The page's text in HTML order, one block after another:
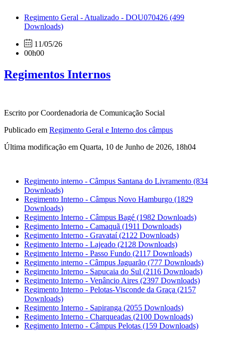
Regimento Geral - Atualizado - DOU070426 (499
Downloads)
11/05/26
00h00
Regimentos Internos
Escrito por Coordenadoria de Comunicação Social
Publicado em Regimento Geral e Interno dos câmpus
Última modificação em Quarta, 10 de Junho de 2026, 18h04
Regimento interno - Câmpus Santana do Livramento (834
Downloads)
Regimento Interno - Câmpus Novo Hamburgo (1829
Downloads)
Regimento Interno - Câmpus Bagé (1982 Downloads)
Regimento Interno - Camaquã (1911 Downloads)
Regimento Interno - Gravataí(2122 Downloads)
Regimento Interno - Lajeado (2128 Downloads)
Regimento Interno - Passo Fundo (2117 Downloads)
Regimento interno - Câmpus Jaguarão (777 Downloads)
Regimento Interno - Sapucaia do Sul (2116 Downloads)
Regimento Interno - Venâncio Aires (2397 Downloads)
Regimento Interno - Pelotas-Visconde da Graça (2157
Downloads)
Regimento Interno - Sapiranga (2055 Downloads)
Regimento Interno - Charqueadas (2100 Downloads)
Regimento Interno - Câmpus Pelotas (159 Downloads)